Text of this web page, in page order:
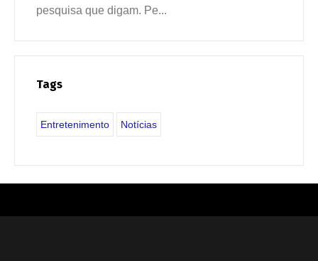
pesquisa que digam. Pe...
Tags
Entretenimento Notícias